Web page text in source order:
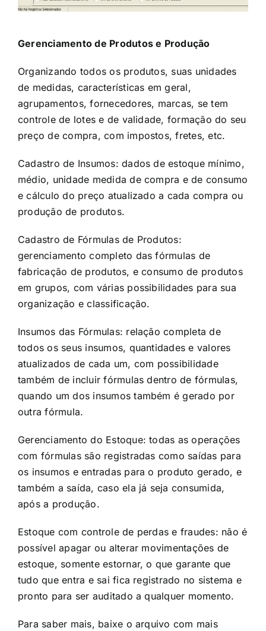
Gerenciamento de Produtos e Produção
Organizando todos os produtos, suas unidades
de medidas, características em geral,
agrupamentos, fornecedores, marcas, se tem
controle de lotes e de validade, formação do seu
preço de compra, com impostos, fretes, etc.
Cadastro de Insumos: dados de estoque mínimo,
médio, unidade medida de compra e de consumo
e cálculo do preço atualizado a cada compra ou
produção de produtos.
Cadastro de Fórmulas de Produtos:
gerenciamento completo das fórmulas de
fabricação de produtos, e consumo de produtos
em grupos, com várias possibilidades para sua
organização e classificação.
Insumos das Fórmulas: relação completa de
todos os seus insumos, quantidades e valores
atualizados de cada um, com possibilidade
também de incluir fórmulas dentro de fórmulas,
quando um dos insumos também é gerado por
outra fórmula.
Gerenciamento do Estoque: todas as operações
com fórmulas são registradas como saídas para
os insumos e entradas para o produto gerado, e
também a saída, caso ela já seja consumida,
após a produção.
Estoque com controle de perdas e fraudes: não é
possível apagar ou alterar movimentações de
estoque, somente estornar, o que garante que
tudo que entra e sai fica registrado no sistema e
pronto para ser auditado a qualquer momento.
Para saber mais, baixe o arquivo com mais